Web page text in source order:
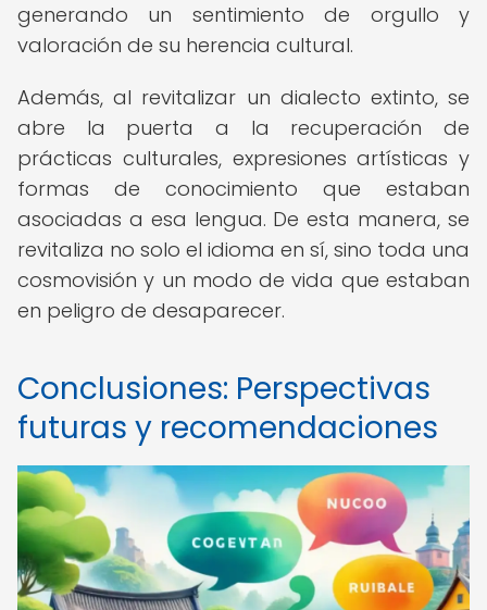
generando un sentimiento de orgullo y
valoración de su herencia cultural.
Además, al revitalizar un dialecto extinto, se
abre la puerta a la recuperación de
prácticas culturales, expresiones artísticas y
formas de conocimiento que estaban
asociadas a esa lengua. De esta manera, se
revitaliza no solo el idioma en sí, sino toda una
cosmovisión y un modo de vida que estaban
en peligro de desaparecer.
Conclusiones: Perspectivas
futuras y recomendaciones